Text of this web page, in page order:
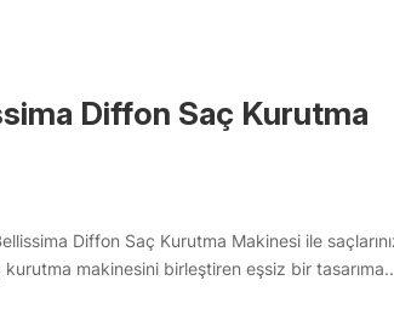
Diffon Saç Kurutma
Diffon Saç Kurutma Makinesi ile
makinesini birleştiren eşsiz bir